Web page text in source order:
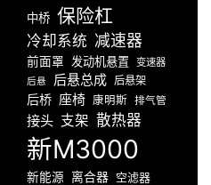
中桥 保险杠
冷却系统 减速器
前面罩 发动机悬置 变速器
后悬 后悬总成 后悬架
后桥 座椅 康明斯 排气管
接头 支架 散热器
新M3000
新能源 离合器 空滤器